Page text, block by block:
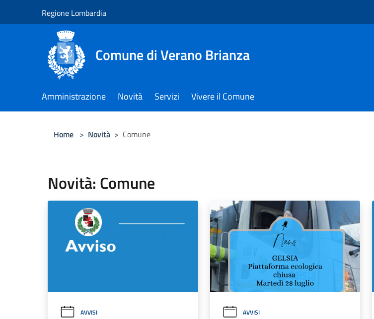
Regione Lombardia
Comune di Verano Brianza
Amministrazione Novità Servizi Vivere il Comune
Home > Novità > Comune
Novità: Comune
AVVISI AVVISI